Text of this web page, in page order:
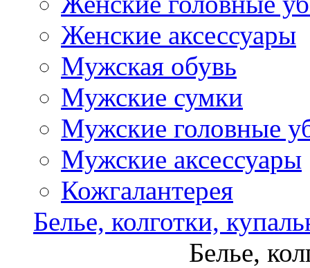
Женские аксессуары
Мужская обувь
Мужские сумки
Мужские головные
Мужские аксессуары
Кожгалантерея
Белье, колготки,
Белье,